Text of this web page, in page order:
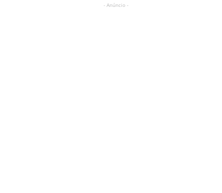
- Anúncio -